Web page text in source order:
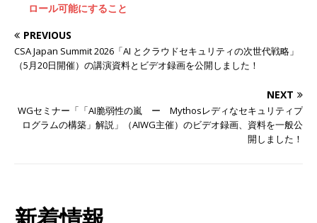
ロール可能にすること
PREVIOUS
CSA Japan Summit 2026「AI とクラウドセキュリティの次世代戦略」
（5月20日開催）の講演資料とビデオ録画を公開しました！
NEXT
WGセミナー「「AI脆弱性の嵐 ー Mythosレディなセキュリティプ
ログラムの構築」解説」（AIWG主催）のビデオ録画、資料を一般公
開しました！